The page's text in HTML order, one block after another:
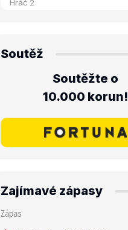
Soutěž
Soutěžte o
10.000 korun!
Zajímavé zápasy
Zápas